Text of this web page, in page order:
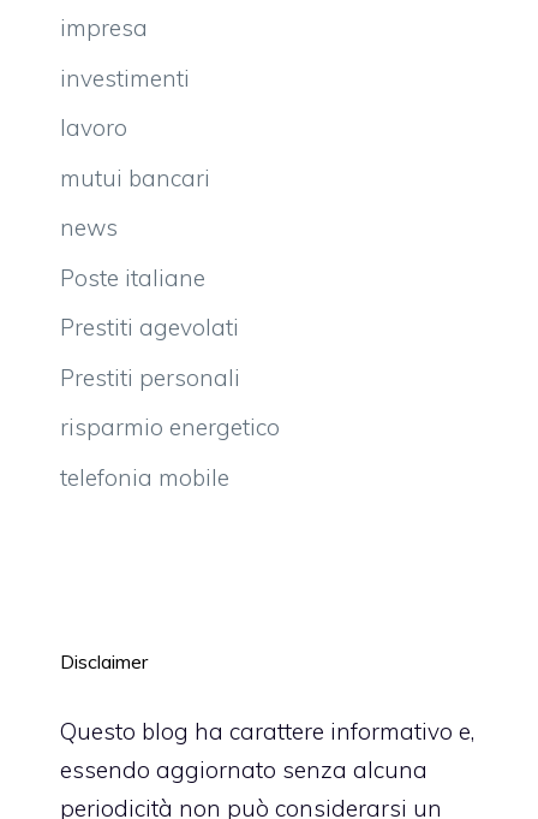
impresa
investimenti
lavoro
mutui bancari
news
Poste italiane
Prestiti agevolati
Prestiti personali
risparmio energetico
telefonia mobile
Disclaimer
Questo blog ha carattere informativo e,
essendo aggiornato senza alcuna
periodicità non può considerarsi un